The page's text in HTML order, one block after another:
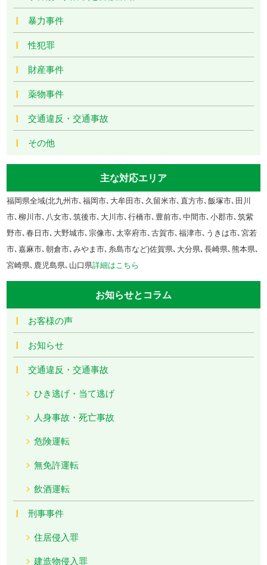
暴力事件
性犯罪
財産事件
薬物事件
交通違反・交通事故
その他
主な対応エリア
福岡県全域(北九州市､福岡市､大牟田市､久留米市､直方市､飯塚市､田川
市､柳川市､八女市､筑後市､大川市､行橋市､豊前市､中間市､小郡市､筑紫
野市､春日市､大野城市､宗像市､太宰府市､古賀市､福津市､うきは市､宮若
市､嘉麻市､朝倉市､みやま市､糸島市など)佐賀県､大分県､長崎県､熊本県､
宮崎県､鹿児島県､山口県詳細はこちら
お知らせとコラム
お客様の声
お知らせ
交通違反・交通事故
ひき逃げ・当て逃げ
人身事故・死亡事故
危険運転
無免許運転
飲酒運転
刑事事件
住居侵入罪
建造物侵入罪